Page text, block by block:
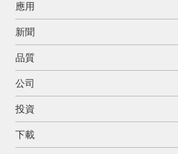
應用
新聞
品質
公司
投資
下載